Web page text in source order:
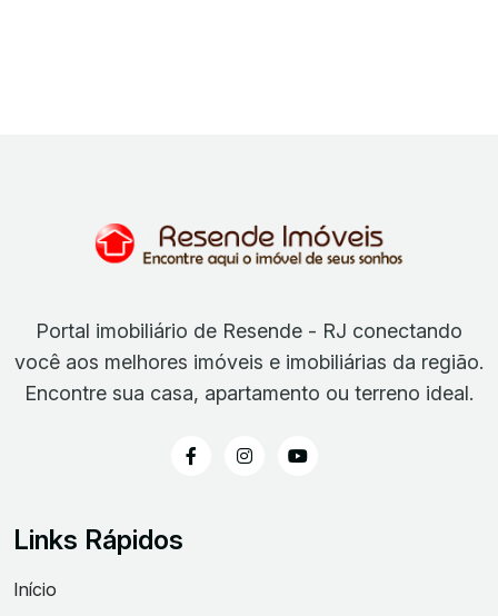
Portal imobiliário de Resende - RJ conectando
você aos melhores imóveis e imobiliárias da região.
Encontre sua casa, apartamento ou terreno ideal.
Links Rápidos
Início